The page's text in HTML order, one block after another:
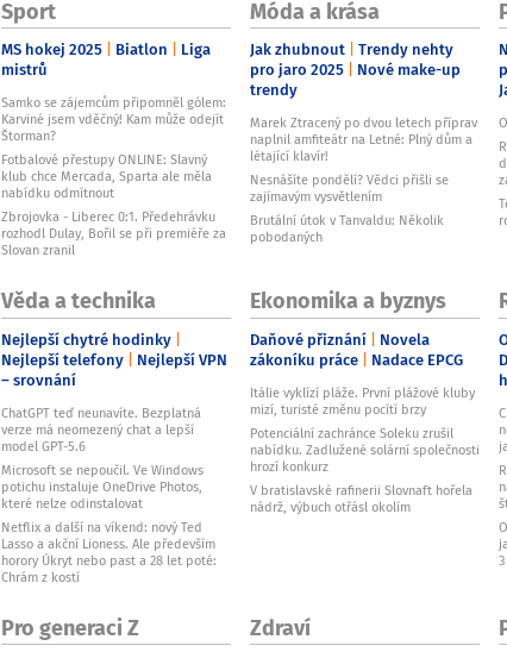
Sport
MS hokej 2025 Biatlon
Liga
mistrů
Samko se zájemcům připomněl gólem:
Karviné jsem vděčný! Kam může odejít
Štorman?
Fotbalové přestupy ONLINE: Slavný
klub chce Mercada, Sparta ale měla
nabídku odmítnout
Zbrojovka - Liberec 0:1. Předehrávku
rozhodl Dulay, Bořil se při premiéře za
Slovan zranil
Móda a krása
Jak zhubnout Trendy nehty
pro jaro 2025 Nové make-up
trendy
Marek Ztracený po dvou letech příprav
naplnil amfiteátr na Letné: Plný dům a
létající klavír!
Nesnášíte pondělí? Vědci přišli se
zajímavým vysvětlením
Brutální útok v Tanvaldu: Několik
pobodaných
Věda a technika
Nejlepší chytré hodinky
Nejlepší telefony Nejlepší VPN
– srovnání
ChatGPT teď neunavíte. Bezplatná
verze má neomezený chat a lepší
model GPT-5.6
Microsoft se nepoučil. Ve Windows
potichu instaluje OneDrive Photos,
které nelze odinstalovat
Netflix a další na víkend: nový Ted
Lasso a akční Lioness. Ale především
horory Úkryt nebo past a 28 let poté:
Chrám z kostí
Ekonomika a byznys
Daňové přiznání Novela
zákoníku práce Nadace EPCG
Itálie vyklízí pláže. První plážové kluby
mizí, turisté změnu pocítí brzy
Potenciální zachránce Soleku zrušil
nabídku. Zadlužené solární společnosti
hrozí konkurz
V bratislavské rafinerii Slovnaft hořela
nádrž, výbuch otřásl okolím
Pro generaci Z Zdraví